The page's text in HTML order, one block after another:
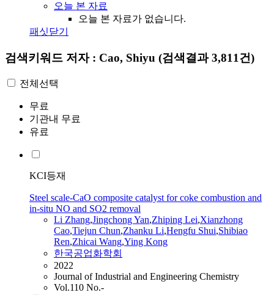
오늘 본 자료
오늘 본 자료가 없습니다.
패싯닫기
검색키워드 저자 : Cao, Shiyu (검색결과 3,811건)
전체선택
무료
기관내 무료
유료
KCI등재
Steel scale-CaO composite catalyst for coke combustion and
in-situ NO and SO2 removal
Li Zhang,Jingchong Yan,Zhiping Lei,Xianzhong
Cao,Tiejun Chun,Zhanku Li,Hengfu Shui,Shibiao
Ren,Zhicai Wang,Ying Kong
한국공업화학회
2022
Journal of Industrial and Engineering Chemistry
Vol.110 No.-